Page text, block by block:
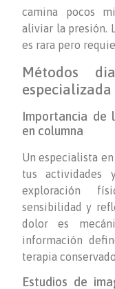
camina pocos
aliviar la presión.
es rara pero
Métodos
Importancia de
en columna
Un especialista
tus actividades
exploración
sensibilidad y
dolor es
información
terapia
Estudios de